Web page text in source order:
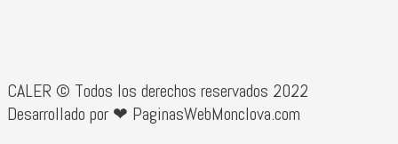
CALER © Todos los derechos reservados 2022
Desarrollado por ❤ PaginasWebMonclova.com